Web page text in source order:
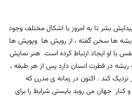
بشر تا به امروز با اشکال مختلف وجود
ها سخن گفته ، از رویش ها وپویش ها
او ایجاد ارتباط کرده است هنر نمایش
در فطرت انسان دارد پس از هر طبقه ،
نزدیک کند . اکنون در زمانه ی مدرن که
جهان می روید بایستی شرایط را برای